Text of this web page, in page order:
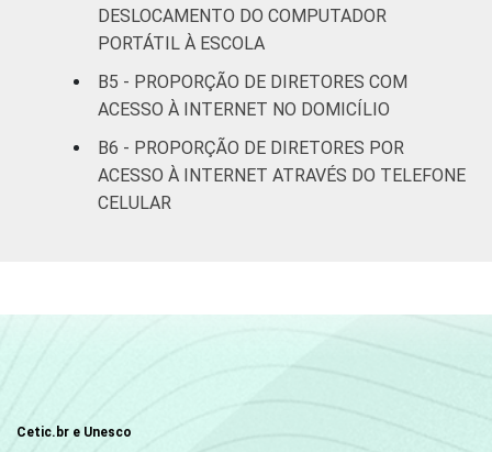
Sul 99
DEPENDÊNCIA
ADMINISTRATIVA
Pública
Municipal
98
Pública
Estadual
98 2
Particular 98 2
Fonte: NIC.br - set 2013 / dez 2013
DESLOCAMENTO DO COMPUTADOR
PORTÁTIL À ESCOLA
B5 - PROPORÇÃO DE DIRETORES COM
ACESSO À INTERNET NO DOMICÍLIO
B6 - PROPORÇÃO DE DIRETORES POR
ACESSO À INTERNET ATRAVÉS DO TELEFONE
CELULAR
Cetic.br e Unesco